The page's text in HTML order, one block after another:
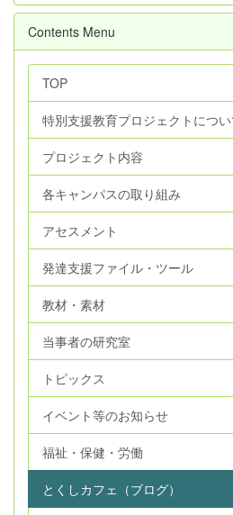
Contents Menu
TOP
特別支援教育プロジェクトについ
プロジェクト内容
各キャンパスの取り組み
アセスメント
発達支援ファイル・ツール
教材・素材
当事者の研究室
トピックス
イベント等のお知らせ
福祉・保健・労働
とくしカフェ（ブログ）